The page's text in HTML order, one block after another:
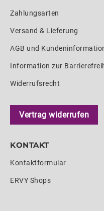
Zahlungsarten
Versand & Lieferung
AGB und
Information zur
Widerrufsrecht
Vertrag widerrufen
KONTAKT
Kontaktformular
ERVY Shops